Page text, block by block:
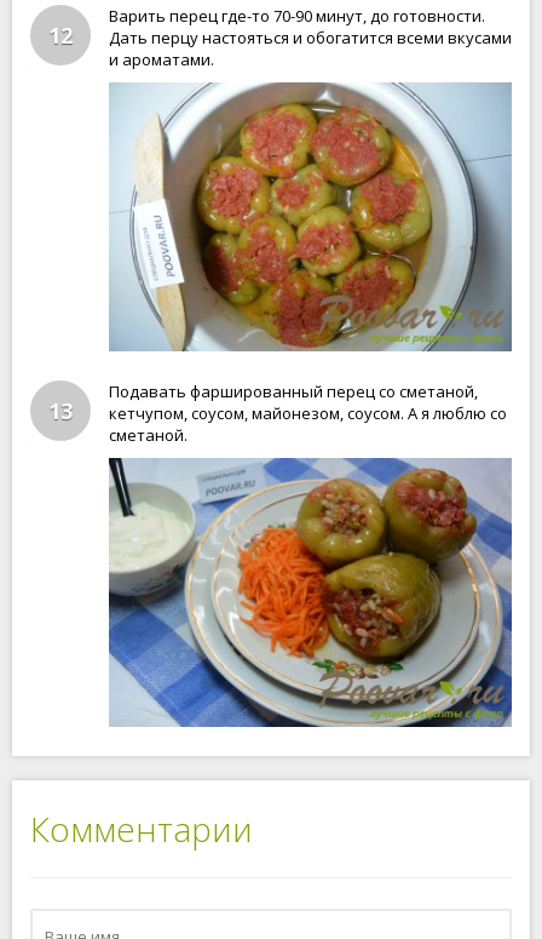
12
Варить перец где-то 70-90 минут, до готовности.
Дать перцу настояться и обогатится всеми вкусами
и ароматами.
13
Подавать фаршированный перец со сметаной,
кетчупом, соусом, майонезом, соусом. А я люблю со
сметаной.
Комментарии